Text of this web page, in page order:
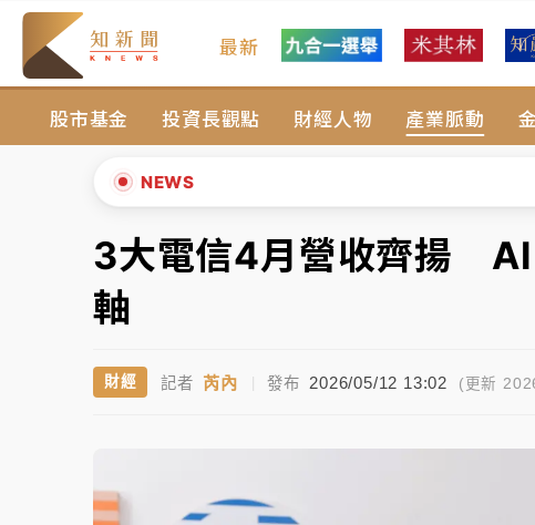
最新
股市基金 投資長觀點 財經人物 產業脈動
NEWS
中信慈善基金會想增加董事人數！辜仲諒向法院
故宮《龍藏經》特展第2檔！今線上預約開賣一度
台東農業處長涉圖利渡假村！東檢抗告成功 今重
父親節泡湯了！中颱白海豚雨彈轟3天 「紅到發紫
中信慈善基金會想增加董事人數！辜仲諒向法院
台東農業處長涉圖利渡假村！東檢抗告成功 今重
▲
▼
3大電信4月營收齊揚 AI
軸
財經 記者 芮內 | 發布 2026/05/12 13:02 (更新